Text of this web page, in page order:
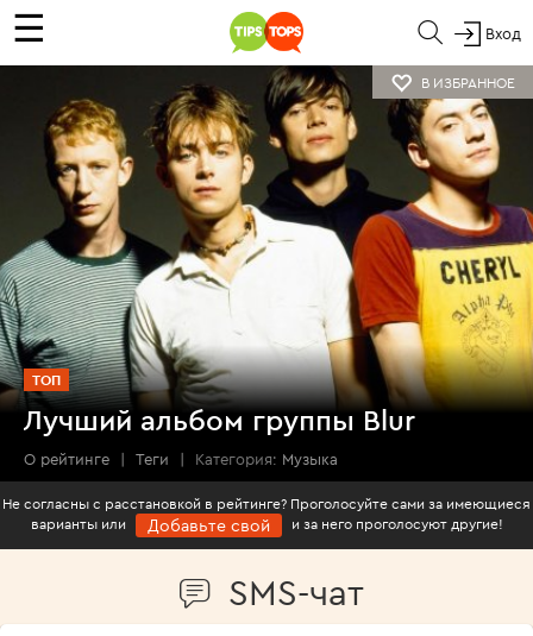
☰ Вход
В ИЗБРАННОЕ
ТОП
Лучший альбом группы Blur
О рейтинге | Теги | Категория: Музыка
Не согласны с расстановкой в рейтинге? Проголосуйте сами за имеющиеся
варианты или
Добавьте свой и за него проголосуют другие!
SMS-чат